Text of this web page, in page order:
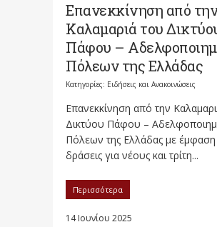
Επανεκκίνηση από την
Καλαμαριά του
Πάφου –
Πόλεων της Ελλάδας
Κατηγορίες: Ειδήσεις και Ανακοινώσεις
Επανεκκίνηση από την
Δικτύου Πάφου –
Πόλεων της Ελλάδας με
δράσεις για νέους και τρίτη...
Περισσότερα
14 Ιουνίου 2025